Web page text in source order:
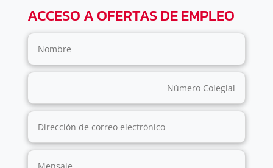
ACCESO A OFERTAS DE EMPLEO